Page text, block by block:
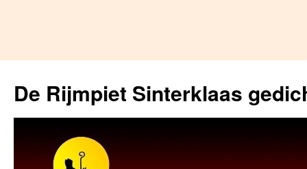
content
De Rijmpiet Sinterklaas